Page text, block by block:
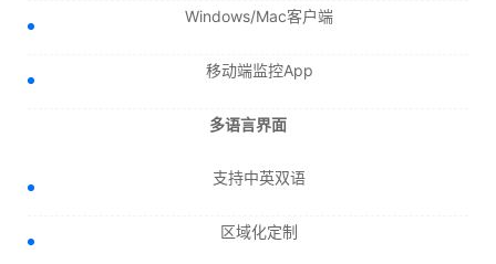
Windows/Mac客户端
移动端监控App
多语言界面
支持中英双语
区域化定制